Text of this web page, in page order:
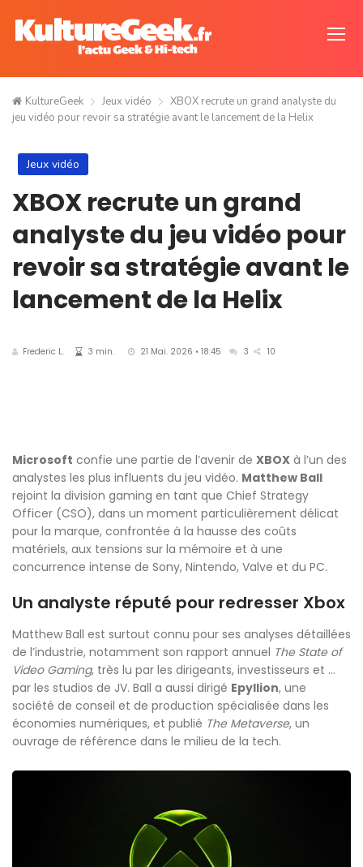
KultureGeek Jeux vidéo
XBOX recrute un grand analyste du
jeu vidéo pour revoir sa stratégie avant le lancement de la Helix
Jeux vidéo
XBOX recrute un grand
analyste du jeu vidéo pour
revoir sa stratégie avant le
lancement de la Helix
Frederic L. 3 min. 21 Mai. 2026 • 18:45 3 10
Microsoft confie une partie de l’avenir de XBOX à l’un des
analystes les plus influents du jeu vidéo. Matthew Ball
rejoint la division gaming en tant que Chief Strategy
Officer (CSO), dans un moment particulièrement délicat
pour la marque, confrontée à la hausse des coûts
matériels, aux tensions sur la mémoire et à une
concurrence intense de Sony, Nintendo, Valve et du PC.
Un analyste réputé pour redresser Xbox
Matthew Ball est surtout connu pour ses analyses détaillées
de l’industrie, notamment son rapport annuel The State of
Video Gaming, très lu par les dirigeants, investisseurs et …
par les studios de JV. Ball a aussi dirigé Epyllion, une
société de conseil et de production spécialisée dans les
économies numériques, et publié The Metaverse, un
ouvrage de référence dans le milieu de la tech.